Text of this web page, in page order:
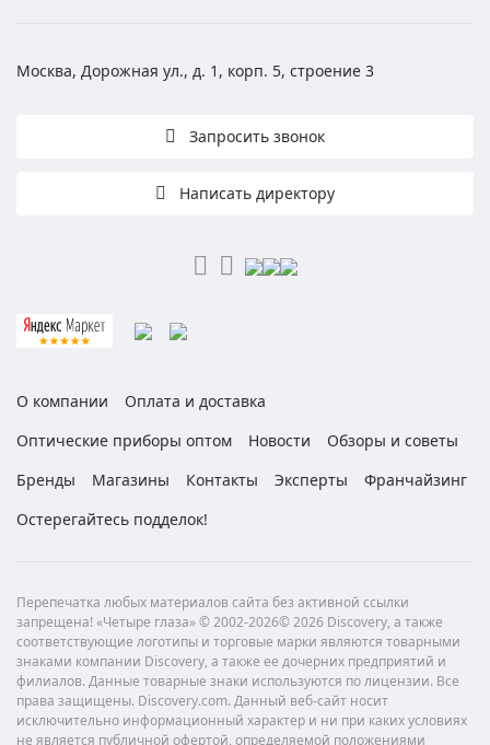
Москва, Дорожная ул., д. 1, корп. 5, строение 3
Запросить звонок
Написать директору
О компании
Оплата и доставка
Оптические приборы оптом
Новости
Обзоры и советы
Бренды
Магазины Контакты Эксперты
Франчайзинг
Остерегайтесь подделок!
Перепечатка любых материалов сайта без активной ссылки
запрещена! «Четыре глаза» © 2002-2026© 2026 Discovery, а также
соответствующие логотипы и торговые марки являются товарными
знаками компании Discovery, а также ее дочерних предприятий и
филиалов. Данные товарные знаки используются по лицензии. Все
права защищены. Discovery.com. Данный веб-сайт носит
исключительно информационный характер и ни при каких условиях
не является публичной офертой, определяемой положениями